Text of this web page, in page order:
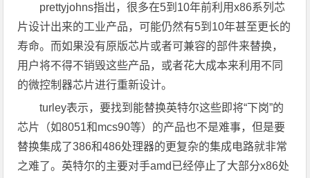
prettyjohns指出，很多在5到10年前利用x86系列芯
片设计出来的工业产品，可能仍然有5到10年甚至更长的
寿命。而如果没有原版芯片或者可兼容的部件来替换，
用户将不得不销毁这些产品，或者花大成本来利用不同
的微控制器芯片进行重新设计。
turley表示，要找到能替换英特尔这些即将“下岗”的
芯片（如8051和mcs90等）的产品也不是难事，但是要
替换集成了386和486处理器的更复杂的集成电路就非常
之难了。英特尔的主要对手amd已经停止了大部分x86处